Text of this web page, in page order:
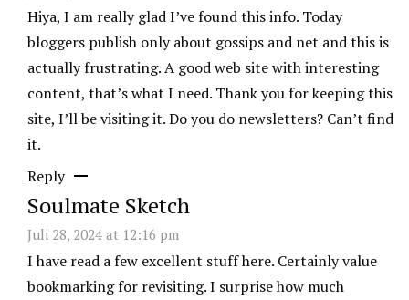
Hiya, I am really glad I’ve found this info. Today
bloggers publish only about gossips and net and this is
actually frustrating. A good web site with interesting
content, that’s what I need. Thank you for keeping this
site, I’ll be visiting it. Do you do newsletters? Can’t find
it.
Reply
Soulmate Sketch
Juli 28, 2024 at 12:16 pm
I have read a few excellent stuff here. Certainly value
bookmarking for revisiting. I surprise how much